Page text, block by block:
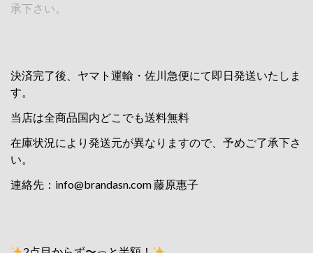
承下さい。
決済完了後、ヤマト運輸・佐川急便にて即日発送いたしま
す。
当店は全商品国内どこでも送料無料
在庫状況により発送元が異なりますので、予めご了承下さ
い。
連絡先： info@brandasn.com藤原惠子